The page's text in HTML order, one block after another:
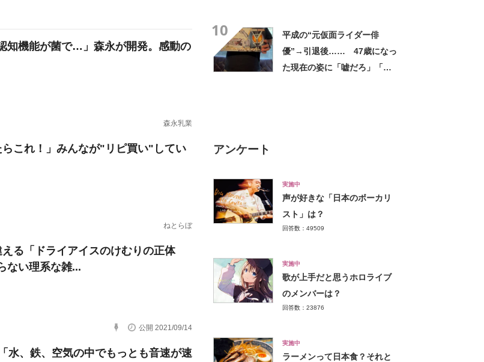
知機能が菌で…」森永が開発。感動の
森永乳業
らこれ！」みんなが"リピ買い"してい
ねとらぼ
る「ドライアイスのけむりの正体
ない理系な雑...
公開 2021/09/14
水、鉄、空気の中でもっとも音速が速
10
平成の“元仮面ライダー俳
優”→引退後…… 47歳になっ
た現在の姿に「嘘だろ」「声
アンケート
実施中
声が好きな「日本のボーカリ
スト」は？
回答数：49509
実施中
歌が上手だと思うホロライブ
のメンバーは？
回答数：23876
実施中
ラーメンって日本食？それと